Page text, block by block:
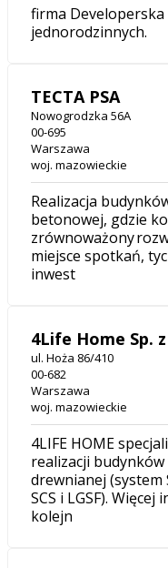
firma
jednorodzinnych.
TECTA PSA
Nowogrodzka 56A
00-695
Warszawa
woj. mazowieckie
Realizacja
betonowej, gdzie
zrównoważony
miejsce spotkań,
inwest
4Life Home Sp.
ul. Hoża 86/410
00-682
Warszawa
woj. mazowieckie
4LIFE HOME
realizacji
drewnianej (system
SCS i LGSF).
kolejn